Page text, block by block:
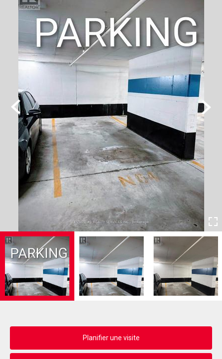
Previous Next
Planifier une visite